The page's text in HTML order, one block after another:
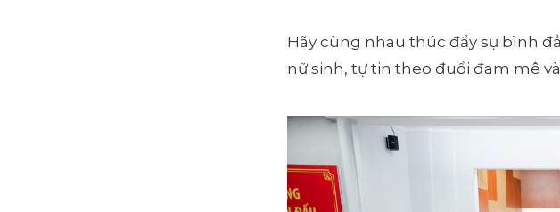
Hãy cùng nhau thúc đẩy sự bình
nữ sinh, tự tin theo đuổi đam mê